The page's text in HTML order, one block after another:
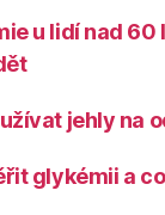
u lidí nad 60
jehly na
glykémii a